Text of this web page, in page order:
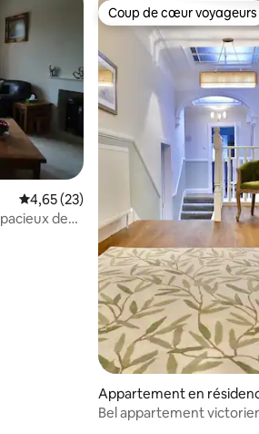
Évaluation moyenne sur la base de
4,65 (23)
de
Coup de cœur voyageurs
Coup de cœur voyageurs
Appartement en
Bel appartement